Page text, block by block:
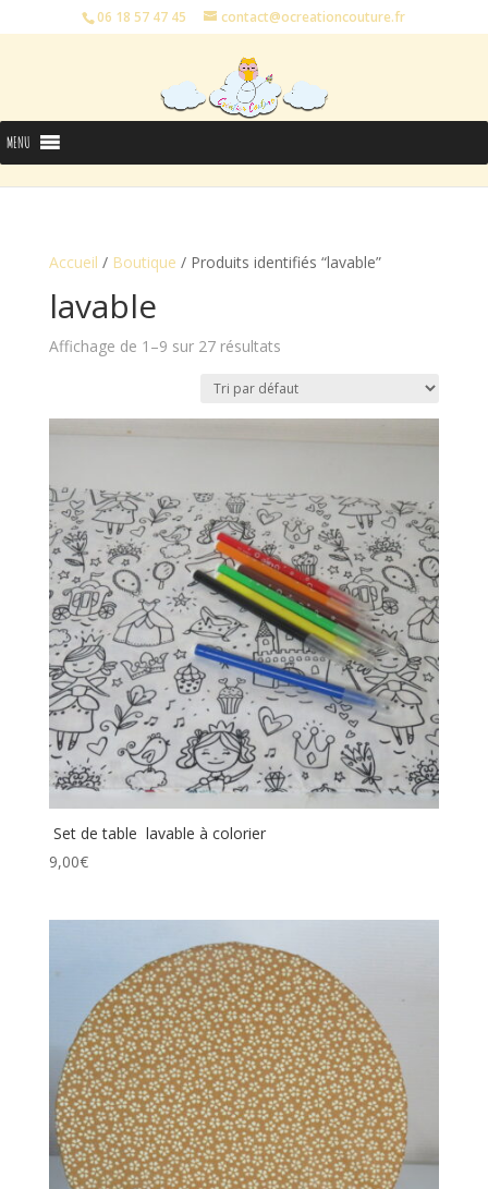
06 18 57 47 45 contact@ocreationcouture.fr
MENU
Accueil / Boutique / Produits identifiés “lavable”
lavable
Affichage de 1–9 sur 27 résultats
Set de table lavable à colorier
9,00€